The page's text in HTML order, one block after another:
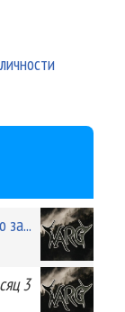
за...
3